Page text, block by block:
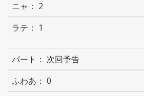
2
1
次回予告
0